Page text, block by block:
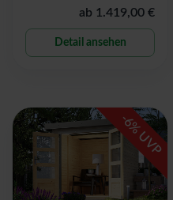
ab 1.419,00 €
Detail ansehen
-
6
% UVP